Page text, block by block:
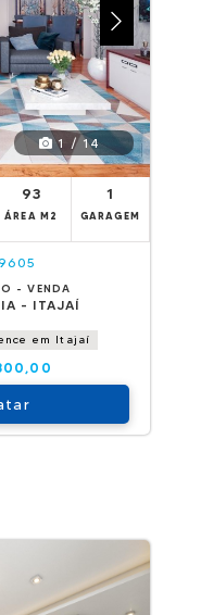
1 / 14
93
ÁREA M2
1
GARAGEM
- VENDA
- ITAJAÍ
em Itajaí